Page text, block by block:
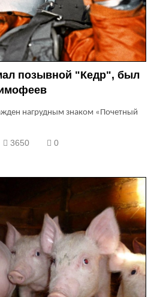
позывной "Кедр", был
нагрудным знаком «Почетный
3650 0